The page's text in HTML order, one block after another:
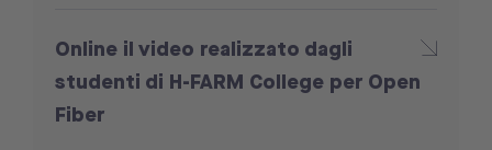
Online il video realizzato dagli
studenti di H-FARM College per Open
Fiber